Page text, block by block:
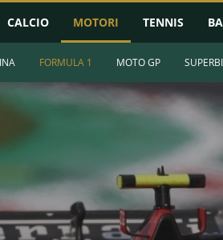
CALCIO MOTORI TENNIS
FORMULA 1 MOTO GP